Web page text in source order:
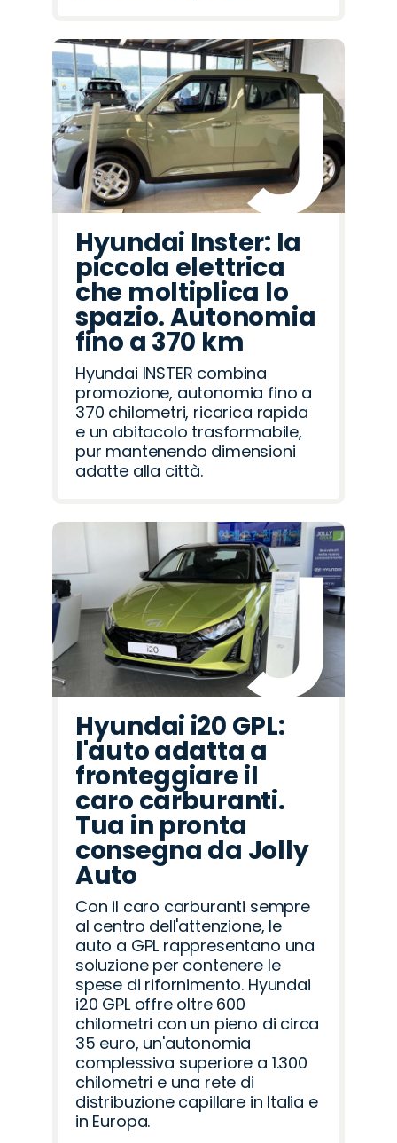
Hyundai Inster: la
piccola elettrica
che moltiplica lo
spazio. Autonomia
fino a 370 km
Hyundai INSTER combina
promozione, autonomia fino a
370 chilometri, ricarica rapida
e un abitacolo trasformabile,
pur mantenendo dimensioni
adatte alla città.
Hyundai i20 GPL:
l'auto adatta a
fronteggiare il
caro carburanti.
Tua in pronta
consegna da Jolly
Auto
Con il caro carburanti sempre
al centro dell'attenzione, le
auto a GPL rappresentano una
soluzione per contenere le
spese di rifornimento. Hyundai
i20 GPL offre oltre 600
chilometri con un pieno di circa
35 euro, un'autonomia
complessiva superiore a 1.300
chilometri e una rete di
distribuzione capillare in Italia e
in Europa.